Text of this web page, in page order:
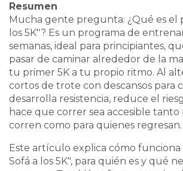
Resumen
Mucha gente pregunta: ¿Qué es el
los 5K"? Es un programa de
semanas, ideal para principiantes,
pasar de caminar alrededor de la
tu primer 5K a tu propio ritmo. Al
cortos de trote con descansos para
desarrolla resistencia, reduce el
hace que correr sea accesible tanto
corren como para quienes regresan.
Este artículo explica cómo funciona
Sofá a los 5K", para quién es y qué